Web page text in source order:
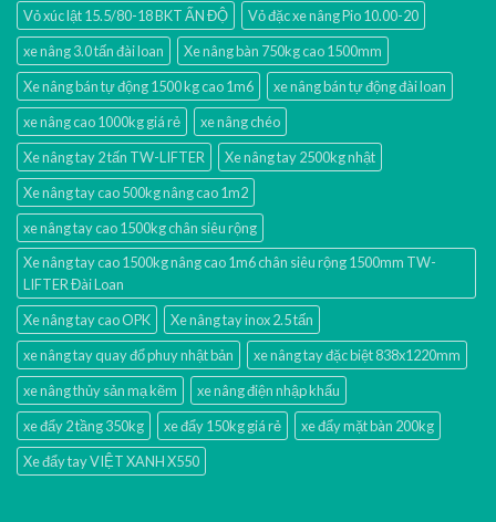
Vỏ xúc lật 15.5/80-18 BKT ẤN ĐỘ
Vỏ đặc xe nâng Pio 10.00-20
xe nâng 3.0 tấn đài loan
Xe nâng bàn 750kg cao 1500mm
Xe nâng bán tự động 1500 kg cao 1m6
xe nâng bán tự động đài loan
xe nâng cao 1000kg giá rẻ
xe nâng chéo
Xe nâng tay 2 tấn TW-LIFTER
Xe nâng tay 2500kg nhật
Xe nâng tay cao 500kg nâng cao 1m2
xe nâng tay cao 1500kg chân siêu rộng
Xe nâng tay cao 1500kg nâng cao 1m6 chân siêu rộng 1500mm TW-
LIFTER Đài Loan
Xe nâng tay cao OPK
Xe nâng tay inox 2.5 tấn
xe nâng tay quay đổ phuy nhật bản
xe nâng tay đặc biệt 838x1220mm
xe nâng thủy sản mạ kẽm
xe nâng điện nhập khấu
xe đẩy 2 tầng 350kg
xe đẩy 150kg giá rẻ
xe đẩy mặt bàn 200kg
Xe đẩy tay VIỆT XANH X550